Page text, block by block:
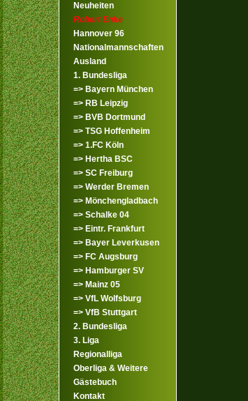
Neuheiten
Robert Enke
Hannover 96
Nationalmannschaften
Ausland
1. Bundesliga
=> Bayern München
=> RB Leipzig
=> BVB Dortmund
=> TSG Hoffenheim
=> 1.FC Köln
=> Hertha BSC
=> SC Freiburg
=> Werder Bremen
=> Mönchengladbach
=> Schalke 04
=> Eintr. Frankfurt
=> Bayer Leverkusen
=> FC Augsburg
=> Hamburger SV
=> Mainz 05
=> VfL Wolfsburg
=> VfB Stuttgart
2. Bundesliga
3. Liga
Regionalliga
Oberliga & Weitere
Gästebuch
Kontakt